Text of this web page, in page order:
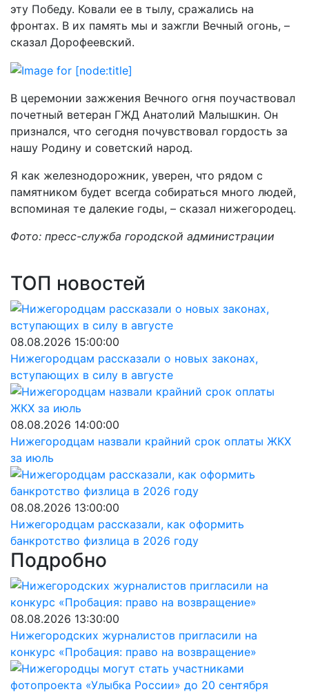
эту Победу. Ковали ее в тылу, сражались на
фронтах. В их память мы и зажгли Вечный огонь, –
сказал Дорофеевский.
В церемонии зажжения Вечного огня поучаствовал
почетный ветеран ГЖД Анатолий Малышкин. Он
признался, что сегодня почувствовал гордость за
нашу Родину и советский народ.
Я как железнодорожник, уверен, что рядом с
памятником будет всегда собираться много людей,
вспоминая те далекие годы, – сказал нижегородец.
Фото: пресс-служба городской администрации
ТОП новостей
08.08.2026 15:00:00
Нижегородцам рассказали о новых законах,
вступающих в силу в августе
08.08.2026 14:00:00
Нижегородцам назвали крайний срок оплаты ЖКХ
за июль
08.08.2026 13:00:00
Нижегородцам рассказали, как оформить
банкротство физлица в 2026 году
Подробно
08.08.2026 13:30:00
Нижегородских журналистов пригласили на
конкурс «Пробация: право на возвращение»